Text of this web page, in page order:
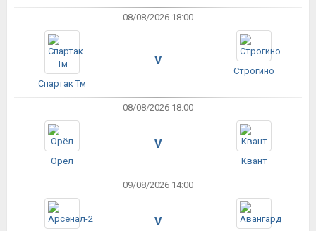
08/08/2026 18:00
Спартак Тм
V
Строгино
08/08/2026 18:00
Орёл
V
Квант
09/08/2026 14:00
V